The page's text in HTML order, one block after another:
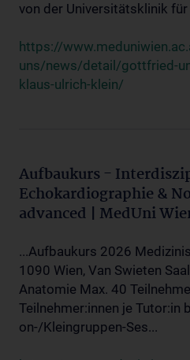
von der Universitätsklinik für
https://
uns/news/detail/gottfried-
klaus-ulrich-klein/
Aufbaukurs -
Echokardiographie &
advanced | MedUni
...Aufbaukurs 2026
1090 Wien, Van Swieten
Anatomie Max. 40
Teilnehmer:innen je Tutor:in
on-/Kleingruppen-Ses...